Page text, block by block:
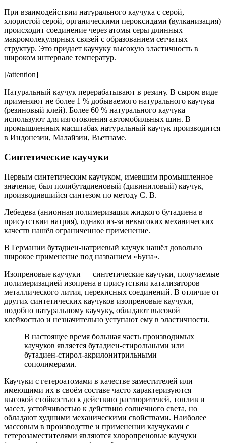
При взаимодействии натурального каучука с серой,
хлористой серой, органическими пероксидами (вулканизация)
происходит соединение через атомы серы длинных
макромолекулярных связей с образованием сетчатых
структур. Это придает каучуку высокую эластичность в
широком интервале температур.
[/attention]
Натуральный каучук перерабатывают в резину. В сыром виде
применяют не более 1 % добываемого натурального каучука
(резиновый клей). Более 60 % натурального каучука
используют для изготовления автомобильных шин. В
промышленных масштабах натуральный каучук производится
в Индонезии, Малайзии, Вьетнаме.
Синтетические каучуки
Первым синтетическим каучуком, имевшим промышленное
значение, был полибутадиеновый (дивиниловый) каучук,
производившийся синтезом по методу С. В.
Лебедева (анионная полимеризация жидкого бутадиена в
присутствии натрия), однако из-за невысоких механических
качеств нашёл ограниченное применение.
В Германии бутадиен-натриевый каучук нашёл довольно
широкое применение под названием «Буна».
Изопреновые каучуки — синтетические каучуки, получаемые
полимеризацией изопрена в присутствии катализаторов —
металлического лития, перекисных соединений. В отличие от
других синтетических каучуков изопреновые каучуки,
подобно натуральному каучуку, обладают высокой
клейкостью и незначительно уступают ему в эластичности.
В настоящее время большая часть производимых
каучуков является бутадиен-стирольными или
бутадиен-стирол-акрилонитрильными
сополимерами.
Каучуки с гетероатомами в качестве заместителей или
имеющими их в своём составе часто характеризуются
высокой стойкостью к действию растворителей, топлив и
масел, устойчивостью к действию солнечного света, но
обладают худшими механическими свойствами. Наиболее
массовым в производстве и применении каучуками с
гетерозаместителями являются хлоропреновые каучуки